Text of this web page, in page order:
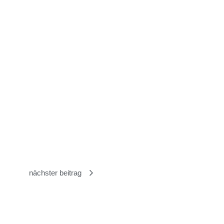
nächster beitrag